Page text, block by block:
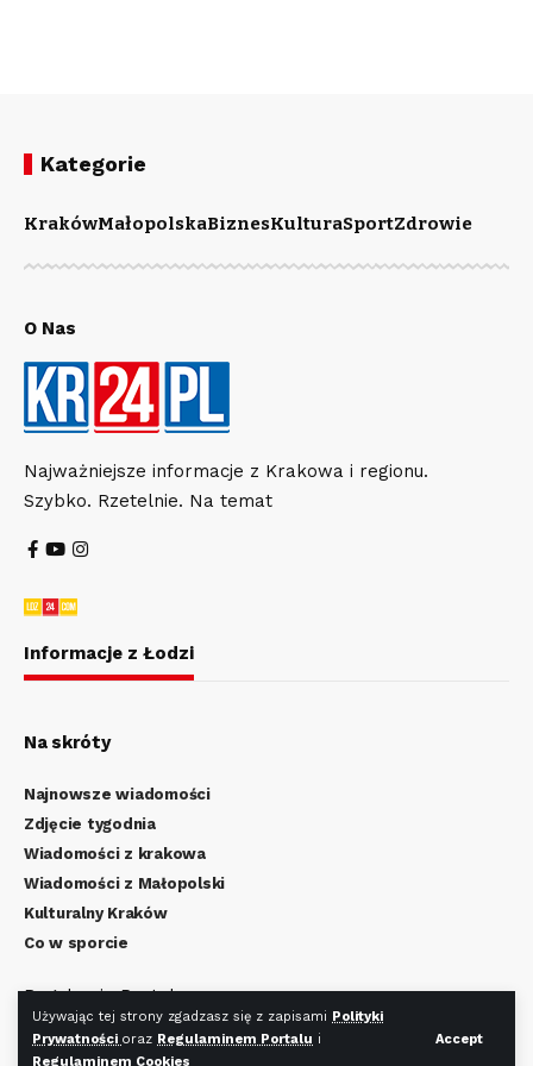
Używając tej strony zgadzasz się z zapisami Polityki
Prywatności oraz Regulaminem Portalu i
Regulaminem Cookies
Accept
Kategorie
KrakówMałopolskaBiznesKulturaSportZdrowie
O Nas
Najważniejsze informacje z Krakowa i regionu.
Szybko. Rzetelnie. Na temat
Informacje z Łodzi
Na skróty
Najnowsze wiadomości
Zdjęcie tygodnia
Wiadomości z krakowa
Wiadomości z Małopolski
Kulturalny Kraków
Co w sporcie
Regulamin Portalu
Polityka Prywatności
Regulamin Cookies